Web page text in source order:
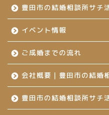
豊田市の結婚相談所サチ
イベント情報
ご成婚までの流れ
会社概要｜豊田市の結婚
豊田市の結婚相談所サ